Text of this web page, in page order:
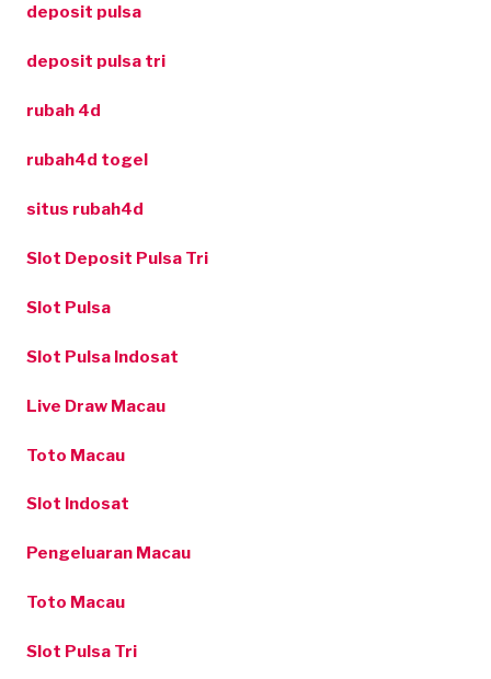
deposit pulsa
deposit pulsa tri
rubah 4d
rubah4d togel
situs rubah4d
Slot Deposit Pulsa Tri
Slot Pulsa
Slot Pulsa Indosat
Live Draw Macau
Toto Macau
Slot Indosat
Pengeluaran Macau
Toto Macau
Slot Pulsa Tri